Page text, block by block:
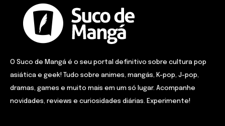
O Suco de Mangá é o seu portal definitivo sobre cultura pop
asiática e geek! Tudo sobre animes, mangás, K-pop, J-pop,
dramas, games e muito mais em um só lugar. Acompanhe
novidades, reviews e curiosidades diárias. Experimente!